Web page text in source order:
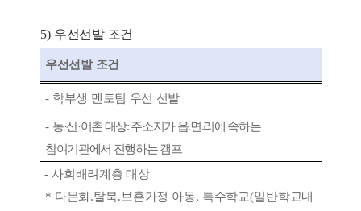
5) 우선선발 조건
우선선발 조건
- 학부생 멘토팀 우선 선발
- 농·산·어촌 대상:주소지가 읍.면.리에 속하는
참여기관에서 진행하는 캠프
-사회배려계층 대상
* 다문화.탈북.보훈가정 아동, 특수학교(일반학교내